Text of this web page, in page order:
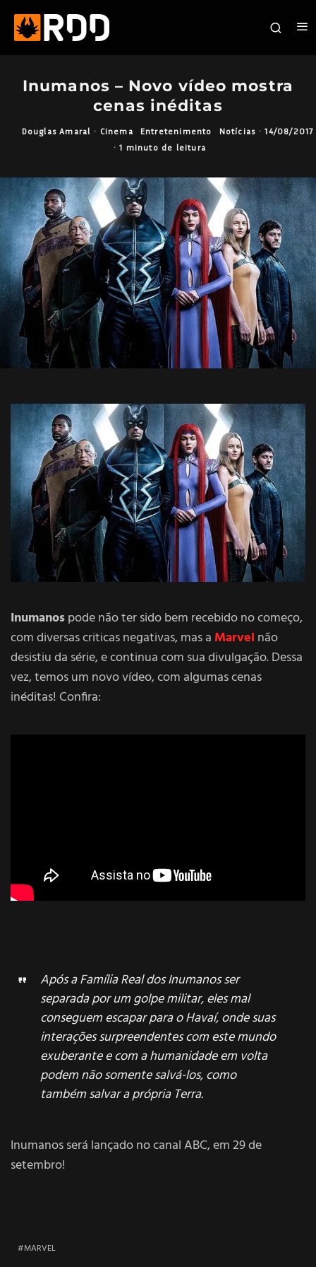
Inumanos – Novo vídeo mostra
cenas inéditas
Douglas Amaral · Cinema Entretenimento Notícias · 14/08/2017
· 1 minuto de leitura
Inumanospode não ter sido bem recebido no começo,
com diversas criticas negativas, mas a Marvel não
desistiu da série, e continua com sua divulgação. Dessa
vez, temos um novo vídeo, com algumas cenas
inéditas! Confira:
Após a Família Real dos Inumanos ser
separada por um golpe militar, eles mal
conseguem escapar para o Havaí, onde suas
interações surpreendentes com este mundo
exuberante e com a humanidade em volta
podem não somente salvá-los, como
também salvar a própria Terra.
Inumanos será lançado no canal ABC, em 29 de
setembro!
MARVEL